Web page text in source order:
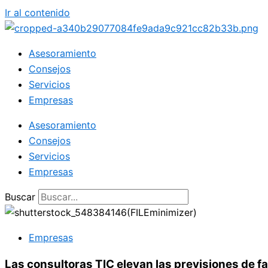
Ir al contenido
Asesoramiento
Consejos
Servicios
Empresas
Asesoramiento
Consejos
Servicios
Empresas
Buscar
Empresas
Las consultoras TIC elevan las previsiones de